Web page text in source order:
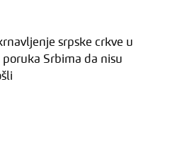
srpske crkve u
poruka Srbima da nisu